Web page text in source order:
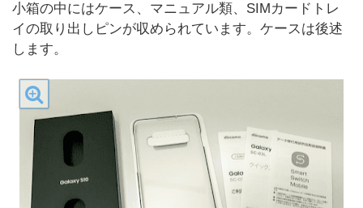
小箱の中にはケース、マニュアル類、SIMカードトレ
イの取り出しピンが収められています。ケースは後述
します。